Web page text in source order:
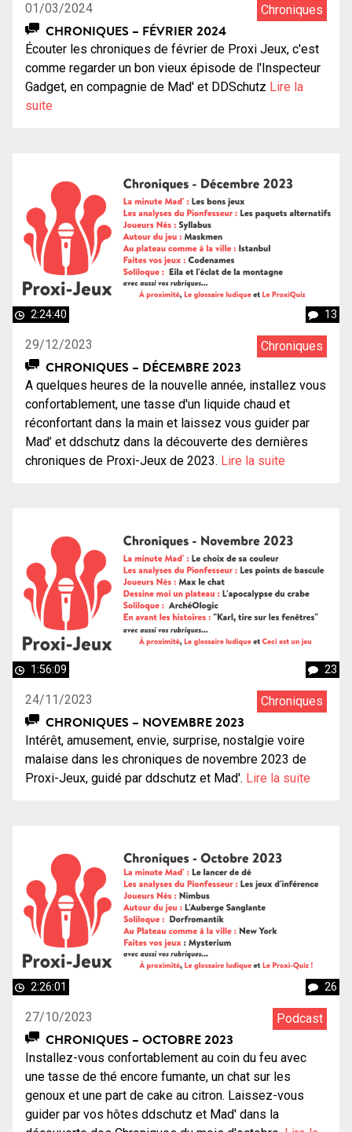
01/03/2024 Chroniques
CHRONIQUES – FÉVRIER 2024
Écouter les chroniques de février de Proxi Jeux, c'est
comme regarder un bon vieux épisode de l'Inspecteur
Gadget, en compagnie de Mad' et DDSchutz Lire la
suite
2:24:40 13
29/12/2023 Chroniques
CHRONIQUES – DÉCEMBRE 2023
A quelques heures de la nouvelle année, installez vous
confortablement, une tasse d'un liquide chaud et
réconfortant dans la main et laissez vous guider par
Mad’ et ddschutz dans la découverte des dernières
chroniques de Proxi-Jeux de 2023. Lire la suite
1:56:09 23
24/11/2023 Chroniques
CHRONIQUES – NOVEMBRE 2023
Intérêt, amusement, envie, surprise, nostalgie voire
malaise dans les chroniques de novembre 2023 de
Proxi-Jeux, guidé par ddschutz et Mad'. Lire la suite
2:26:01 26
27/10/2023 Podcast
CHRONIQUES – OCTOBRE 2023
Installez-vous confortablement au coin du feu avec
une tasse de thé encore fumante, un chat sur les
genoux et une part de cake au citron. Laissez-vous
guider par vos hôtes ddschutz et Mad' dans la